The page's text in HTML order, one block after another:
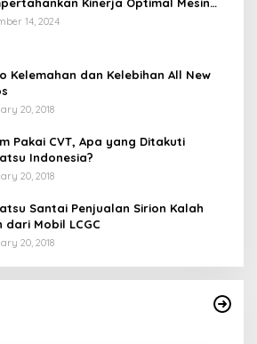
Matic Anda
14, 2024
Kelemahan dan Kelebihan All New
20, 2018
Pakai CVT, Apa yang Ditakuti
Indonesia?
20, 2018
Santai Penjualan Sirion Kalah
dari Mobil LCGC
20, 2018